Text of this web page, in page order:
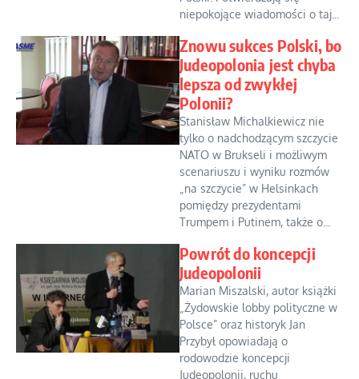
niepokojące wiadomości o taj...
Znowu sukces Polski, bo
Judeopolonia jest chyba
lepsza od zwykłej
Polonii?
Stanisław Michalkiewicz nie
tylko o nadchodzącym szczycie
NATO w Brukseli i możliwym
scenariuszu i wyniku rozmów
„na szczycie” w Helsinkach
pomiędzy prezydentami
Trumpem i Putinem, także o...
Powrót do koncepcji
Judeopolonii
Marian Miszalski, autor książki
„Żydowskie lobby polityczne w
Polsce” oraz historyk Jan
Przybył opowiadają o
rodowodzie koncepcji
Judeopolonii, ruchu